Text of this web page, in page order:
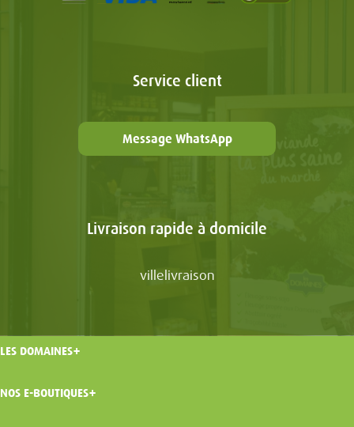
Service client
Message WhatsApp
Livraison rapide à domicile
villelivraison
LES DOMAINES
NOS E-BOUTIQUES